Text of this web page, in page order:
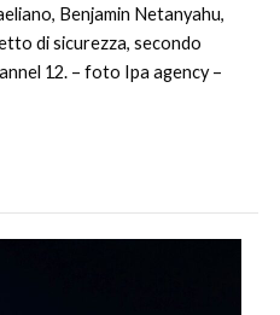
Benjamin Netanyahu,
di sicurezza, secondo
12. – foto Ipa agency –